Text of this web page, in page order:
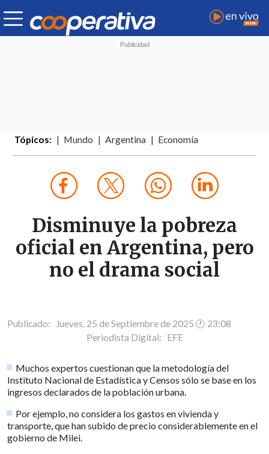
Tópicos: Mundo Argentina Economía
Disminuye la pobreza
oficial en Argentina, pero
no el drama social
Publicado: Jueves, 25 de Septiembre de 2025 🕐 23:08
Periodista Digital: EFE
Muchos expertos cuestionan que la metodología del
Instituto Nacional de Estadística y Censos sólo se base en los
ingresos declarados de la población urbana.
Por ejemplo, no considera los gastos en vivienda y
transporte, que han subido de precio considerablemente en el
gobierno de Milei.